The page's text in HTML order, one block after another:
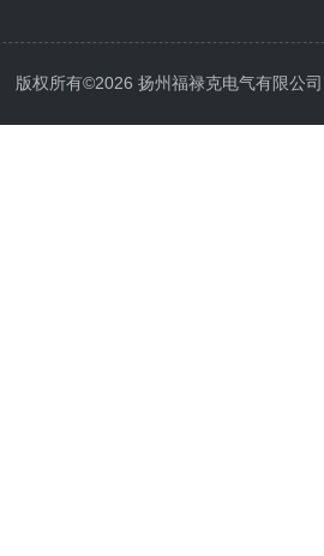
版权所有©2026 扬州福禄克电气有限公